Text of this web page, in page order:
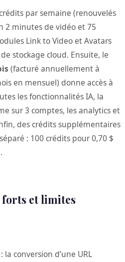
par semaine (renouvelés
2 minutes de vidéo et 75
Link to Video et Avatars
stockage cloud. Ensuite, le
(facturé annuellement à
en mensuel) donne accès à
les fonctionnalités IA, la
sur 3 comptes, les analytics et
des crédits supplémentaires
: 100 crédits pour 0,70 $
forts et limites
: la conversion d’une URL